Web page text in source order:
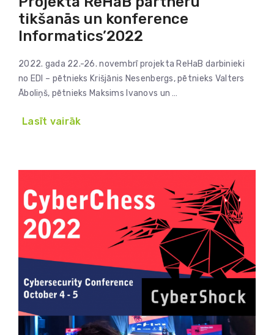
tikšanās un konference
Informatics’2022
2022. gada 22.-26. novembrī projekta ReHaB darbinieki
no EDI – pētnieks Krišjānis Nesenbergs, pētnieks Valters
Āboliņš, pētnieks Maksims Ivanovs un …
Lasīt vairāk